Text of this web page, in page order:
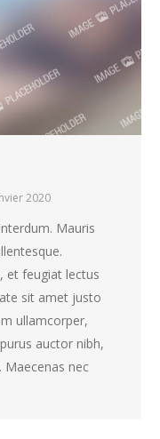
2020
Mauris
et feugiat lectus
sit amet justo
ullamcorper,
auctor nibh,
Maecenas necWhatsApp